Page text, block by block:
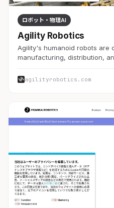
ロボット・物理AI
Agility Robotics
Agility's humanoid robots are
manufacturing, distribution,
agilityrobotics.com